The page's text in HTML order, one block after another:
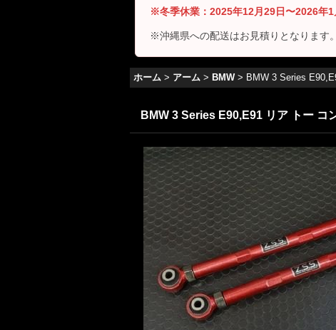
※冬季休業：2025年12月29日〜2026年
※沖縄県への配送はお見積りとなります
ホーム > アーム > BMW > BMW 3 Series
BMW 3 Series E90,E91 リア トー コ